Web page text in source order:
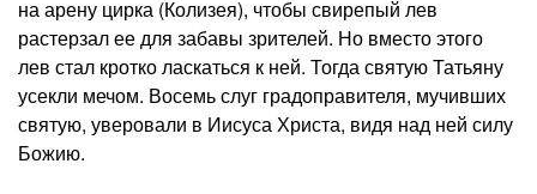
на арену цирка (Колизея), чтобы свирепый лев
растерзал ее для забавы зрителей. Но вместо этого
лев стал кротко ласкаться к ней. Тогда святую Татьяну
усекли мечом. Восемь слуг градоправителя, мучивших
святую, уверовали в Иисуса Христа, видя над ней силу
Божию.